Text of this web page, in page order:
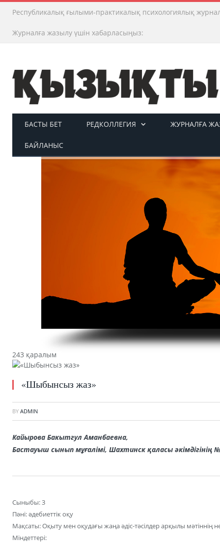
Республикалық ғылыми-практикалық психологиялық
Журналға жазылу үшін хабарласыңыз:
БАСТЫ БЕТ РЕДКОЛЛЕГИЯ ЖУРНАЛҒА
БАЙЛАНЫС
243 қаралым
«Шыбынсыз жаз»
BY ADMIN
Кайырова Бакытгул Аманбаевна,
Бастауыш сынып мұғалімі, Шахтинск қаласы
Сыныбы: 3
Пәні: әдебиеттік оқу
Мақсаты: Оқыту мен оқудағы жаңа әдіс-тәсілдер арқылы мәтіннің
Міндеттері: